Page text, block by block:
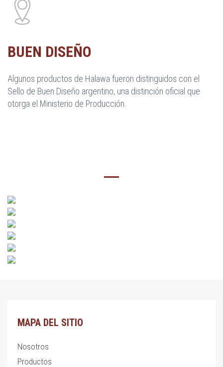
BUEN DISEÑO
Algunos productos de Halawa fueron distinguidos con el
Sello de Buen Diseño argentino, una distinción oficial que
otorga el Ministerio de Producción.
MAPA DEL SITIO
Nosotros
Productos